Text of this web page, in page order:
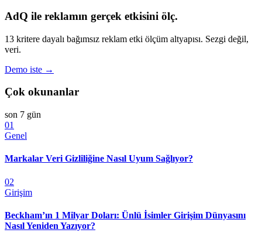
AdQ ile reklamın gerçek etkisini ölç.
13 kritere dayalı bağımsız reklam etki ölçüm altyapısı. Sezgi değil,
veri.
Demo iste →
Çok okunanlar
son 7 gün
01
Genel
Markalar Veri Gizliliğine Nasıl Uyum Sağlıyor?
02
Girişim
Beckham’ın 1 Milyar Doları: Ünlü İsimler Girişim Dünyasını
Nasıl Yeniden Yazıyor?